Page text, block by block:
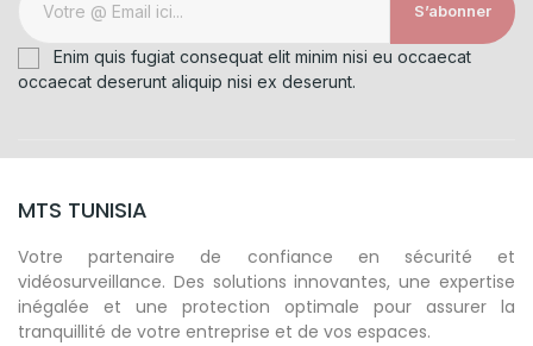
S’abonner
Enim quis fugiat consequat elit minim nisi eu occaecat
occaecat deserunt aliquip nisi ex deserunt.
MTS TUNISIA
Votre partenaire de confiance en sécurité et
vidéosurveillance. Des solutions innovantes, une expertise
inégalée et une protection optimale pour assurer la
tranquillité de votre entreprise et de vos espaces.